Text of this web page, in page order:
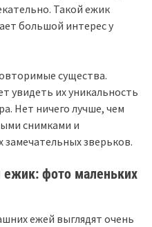
Такой ежик
большой интерес у
существа.
увидеть их уникальность
Нет ничего лучше, чем
снимками и
зверьков.
фото маленьких
ежей выглядят очень